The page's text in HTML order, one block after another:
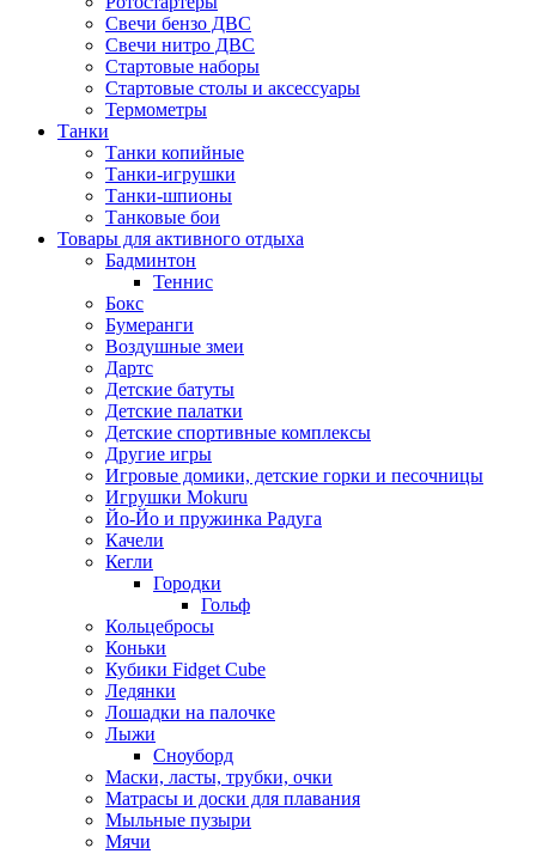
Свечи бензо ДВС
Свечи нитро ДВС
Стартовые наборы
Стартовые столы и аксессуары
Термометры
Танки
Танки копийные
Танки-игрушки
Танки-шпионы
Танковые бои
Товары для активного отдыха
Бадминтон
Теннис
Бокс
Бумеранги
Воздушные змеи
Дартс
Детские батуты
Детские палатки
Детские спортивные комплексы
Другие игры
Игровые домики, детские горки и песочницы
Игрушки Mokuru
Йо-Йо и пружинка Радуга
Качели
Кегли
Городки
Гольф
Кольцебросы
Коньки
Кубики Fidget Cube
Ледянки
Лошадки на палочке
Лыжи
Сноуборд
Маски, ласты, трубки, очки
Матрасы и доски для плавания
Мыльные пузыри
Мячи